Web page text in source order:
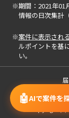
🤖AIで案件を
※期間：2021年01
情報の日次集計
※案件に表示され
ルポイントを基
い。
「中